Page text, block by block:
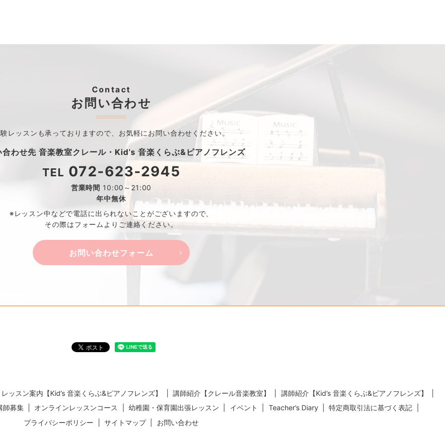
Contact
お問い合わせ
レッスンも承っておりますので、 お気軽にお問い合わせください。
合わせ先 音楽教室クレール・ Kid’s 音楽くらぶ&ピアノフレンズ
TEL 072-623-2945
営業時間 10:00～21:00
年中無休
※レッスン中などで電話に出られないことがございますので、
その際はフォームよりご連絡ください。
お問い合わせフォーム
レッスン案内【Kid’s 音楽くらぶ&ピアノフレンズ】 講師紹介【クレール音楽教室】
講師紹介【Kid’s 音楽くらぶ&ピアノフレンズ】
師募集
オンラインレッスンコース 幼稚園・保育園出張レッスン イベント Teacher’s Diary
特定商取引法に基づく表記
プライバシーポリシー
サイトマップ お問い合わせ